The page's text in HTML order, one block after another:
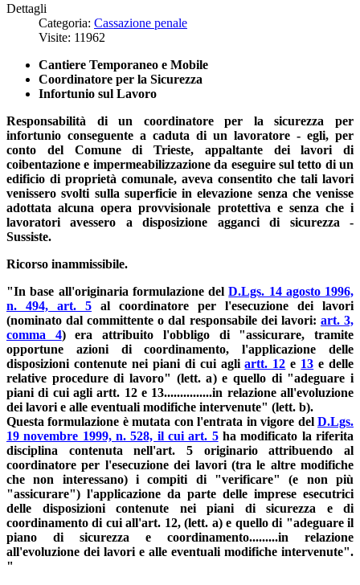
Dettagli
Categoria: Cassazione penale
Visite: 11962
Cantiere Temporaneo e Mobile
Coordinatore per la Sicurezza
Infortunio sul Lavoro
Responsabilità di un coordinatore per la sicurezza per
infortunio conseguente a caduta di un lavoratore - egli, per
conto del Comune di Trieste, appaltante dei lavori di
coibentazione e impermeabilizzazione da eseguire sul tetto di un
edificio di proprietà comunale, aveva consentito che tali lavori
venissero svolti sulla superficie in elevazione senza che venisse
adottata alcuna opera provvisionale protettiva e senza che i
lavoratori avessero a disposizione agganci di sicurezza -
Sussiste.
Ricorso inammissibile.
"In base all'originaria formulazione delD.Lgs. 14 agosto 1996,
n. 494, art. 5 al coordinatore per l'esecuzione dei lavori
(nominato dal committente o dal responsabile dei lavori: art. 3,
comma 4) era attribuito l'obbligo di "assicurare, tramite
opportune azioni di coordinamento, l'applicazione delle
disposizioni contenute nei piani di cui agliartt. 12 e 13 e delle
relative procedure di lavoro" (lett. a) e quello di "adeguare i
piani di cui agli artt. 12 e 13...............in relazione all'evoluzione
dei lavori e alle eventuali modifiche intervenute" (lett. b).
Questa formulazione è mutata con l'entrata in vigore del D.Lgs.
19 novembre 1999, n. 528, il cui art. 5ha modificato la riferita
disciplina contenuta nell'art. 5 originario attribuendo al
coordinatore per l'esecuzione dei lavori (tra le altre modifiche
che non interessano) i compiti di "verificare" (e non più
"assicurare") l'applicazione da parte delle imprese esecutrici
delle disposizioni contenute nei piani di sicurezza e di
coordinamento di cui all'art. 12, (lett. a) e quello di "adeguare il
piano di sicurezza e coordinamento.........in relazione
all'evoluzione dei lavori e alle eventuali modifiche intervenute".
"